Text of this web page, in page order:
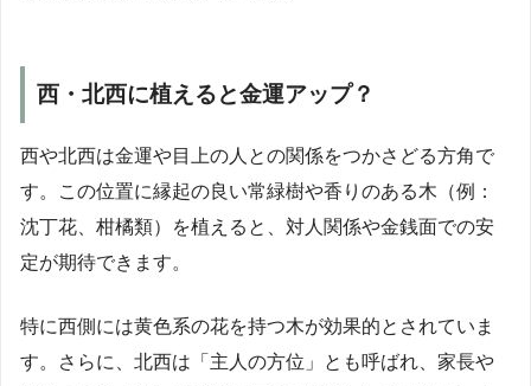
西・北西に植えると金運アップ？
西や北西は金運や目上の人との関係をつかさどる方角で
す。この位置に縁起の良い常緑樹や香りのある木（例：
沈丁花、柑橘類）を植えると、対人関係や金銭面での安
定が期待できます。
特に西側には黄色系の花を持つ木が効果的とされていま
す。さらに、北西は「主人の方位」とも呼ばれ、家長や